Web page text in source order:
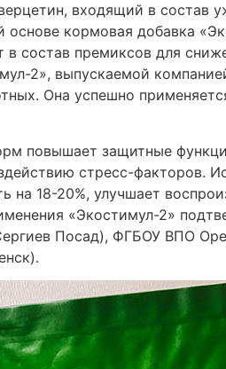
входящий в состав
кормовая добавка
состав премиксов для
2», выпускаемой
Она успешно
повышает защитные
стресс-факторов.
на 18-20%, улучшает
«Экостимул-2»
Посад), ФГБОУ ВПО